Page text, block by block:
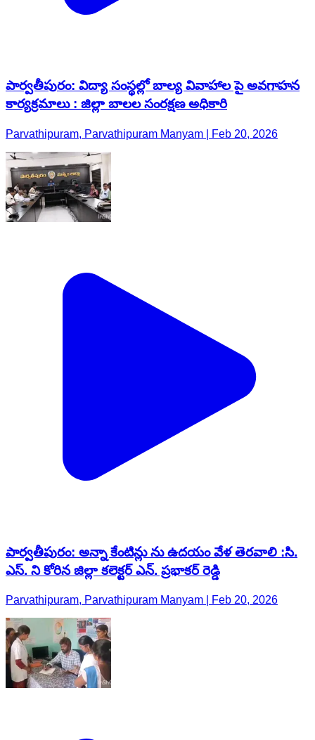
పార్వతీపురం: విద్యా సంస్థల్లో బాల్య వివాహాల పై అవగాహన
కార్యక్రమాలు : జిల్లా బాలల సంరక్షణ అధికారి
Parvathipuram, Parvathipuram Manyam | Feb 20, 2026
పార్వతీపురం: అన్నా కేంటిన్లు ను ఉదయం వేళ తెరవాలి :సి.
ఎస్. ని కోరిన జిల్లా కలెక్టర్ ఎన్. ప్రభాకర్ రెడ్డి
Parvathipuram, Parvathipuram Manyam | Feb 20, 2026